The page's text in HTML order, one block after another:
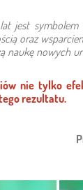
jest symbolem
oraz
naukę nowych
nie tylko
rezultatu.